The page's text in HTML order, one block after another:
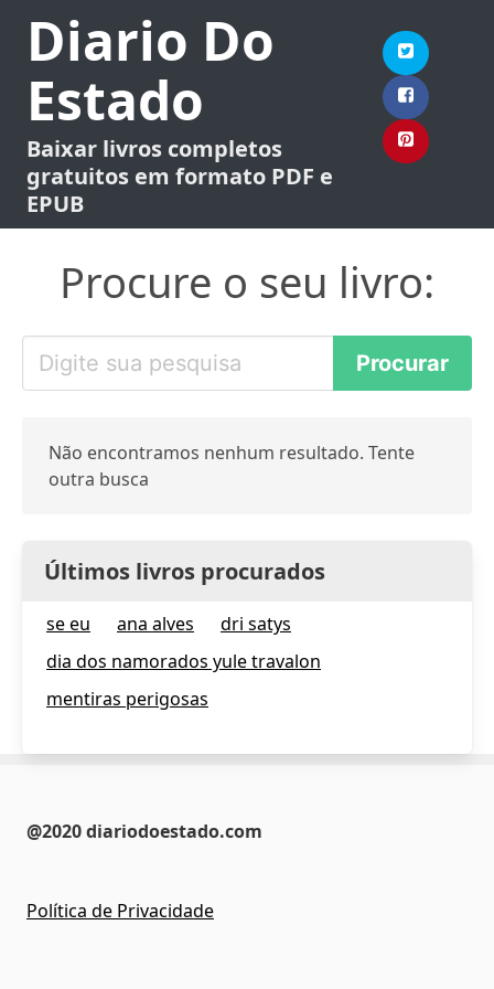
Diario Do
Estado
Baixar livros completos
gratuitos em formato PDF e
EPUB
Procure o seu livro:
Não encontramos nenhum resultado. Tente
outra busca
Últimos livros procurados
se eu ana alves
dri satys
dia dos namorados yule travalon
mentiras perigosas
@2020 diariodoestado.com
Política de Privacidade